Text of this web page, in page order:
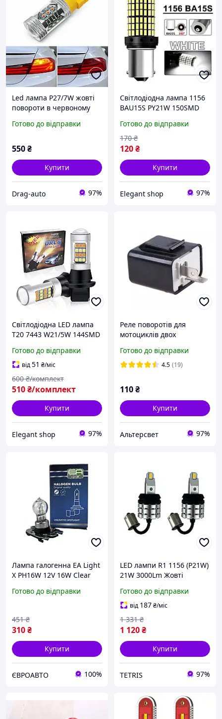
Led лампа P27/7W жовті
повороти в червоному
CANBUS 10-30v 80w - для
поворот)
Готово до відправки
550₴
Купити
Drag-auto 97%
Світлодіодна лампа 1156
BAU15S PY21W 150SMD
жовта 12V для покажчиків
повороту
Готово до відправки
120₴
170 ₴
Купити
Elegant shop 97%
Світлодіодна LED лампа
T20 7443 W21/5W 144SMD
жовтий 12V для ДХВ та
покажчиків повороту
Готово до відправки
від51 ₴/міс
510₴/комплект
600 ₴/комплект
Купити
Elegant shop 97%
Реле поворотів для
мотоциклів двох
регулюванням) для LED
світлодіодних ламп
Готово до відправки
4.5 (19)
110₴
Купити
Альтерсвет 97%
Лампа галогенна EA Light
X PH16W 12V 16W Clear
поворотів)
Готово до відправки
310₴
451 ₴
Купити
ЄВРОАВТО 100%
LED лампи R1 1156 (P21W)
21W 3000Lm Жовті
Готово до відправки
від 187₴/міс
1 120₴
1 331 ₴
Купити
TETRIS 97%